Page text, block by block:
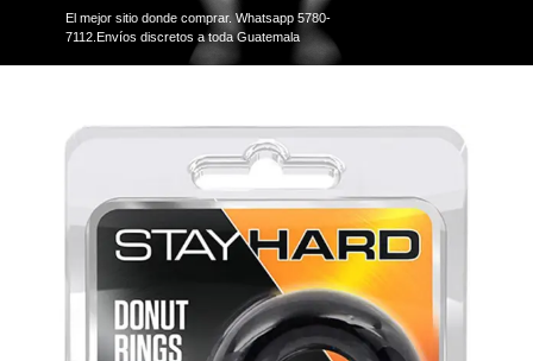
El mejor sitio donde comprar. Whatsapp 5780-
7112.Envíos discretos a toda Guatemala